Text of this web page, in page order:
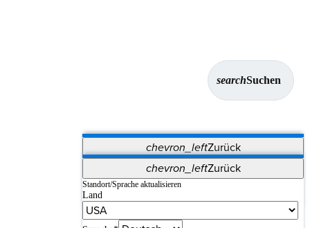
searchSuchen
chevron_leftZurück
Vet Systems OrthoPedia Patient
Supplier Portal
Synergy-Bildgebung und -Resektion
chevron_leftZurück
Standort/Sprache aktualisieren
Land